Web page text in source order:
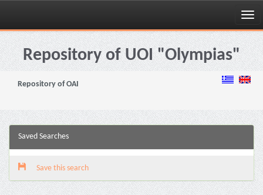
Skip
navigationRepository of UOI "Olympias"
Repository of OAI
Saved Searches
Save this search